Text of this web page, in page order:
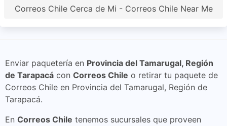
Correos Chile Cerca de Mi - Correos Chile Near Me
Enviar paquetería en Provincia del Tamarugal, Región
de Tarapacá con Correos Chile o retirar tu paquete de
Correos Chile en Provincia del Tamarugal, Región de
Tarapacá.
En Correos Chile tenemos sucursales que proveen